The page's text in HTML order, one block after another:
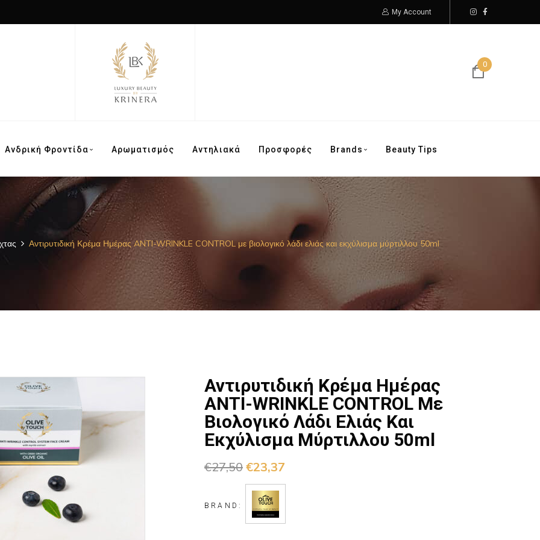
My Account
0
Ανδρική Φροντίδα Αρωματισμός Αντηλιακά Προσφορές Brands Beauty Tips
Αντιρυτιδική Κρέμα Ημέρας ANTI-WRINKLE CONTROL με βιολογικό λάδι ελιάς και εκχύλισμα μύρτιλλου 50ml
Αντιρυτιδική Κρέμα Ημέρας
ANTI-WRINKLE CONTROL Με
Βιολογικό Λάδι Ελιάς Και
Εκχύλισμα Μύρτιλλου 50ml
€27,50 €23,37
BRAND: